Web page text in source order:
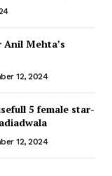
Mehta’s
12, 2024
5 female star-
12, 2024